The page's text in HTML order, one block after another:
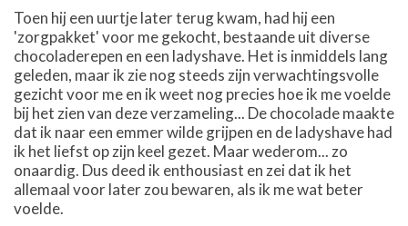
Toen hij een uurtje later terug kwam, had hij een
'zorgpakket' voor me gekocht, bestaande uit diverse
chocoladerepen en een ladyshave. Het is inmiddels lang
geleden, maar ik zie nog steeds zijn verwachtingsvolle
gezicht voor me en ik weet nog precies hoe ik me voelde
bij het zien van deze verzameling... De chocolade maakte
dat ik naar een emmer wilde grijpen en de ladyshave had
ik het liefst op zijn keel gezet. Maar wederom... zo
onaardig. Dus deed ik enthousiast en zei dat ik het
allemaal voor later zou bewaren, als ik me wat beter
voelde.